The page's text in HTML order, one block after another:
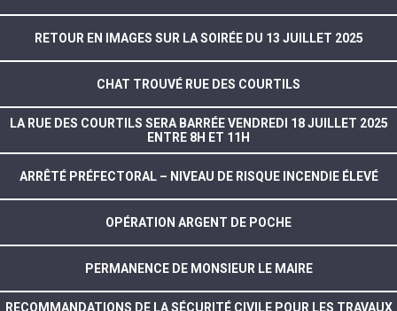
RETOUR EN IMAGES SUR LA SOIRÉE DU 13 JUILLET 2025
CHAT TROUVÉ RUE DES COURTILS
LA RUE DES COURTILS SERA BARRÉE VENDREDI 18 JUILLET 2025
ENTRE 8H ET 11H
ARRÊTÉ PRÉFECTORAL – NIVEAU DE RISQUE INCENDIE ÉLEVÉ
OPÉRATION ARGENT DE POCHE
PERMANENCE DE MONSIEUR LE MAIRE
RECOMMANDATIONS DE LA SÉCURITÉ CIVILE POUR LES TRAVAUX